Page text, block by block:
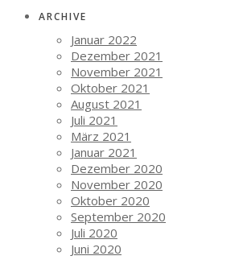
ARCHIVE
Januar 2022
Dezember 2021
November 2021
Oktober 2021
August 2021
Juli 2021
März 2021
Januar 2021
Dezember 2020
November 2020
Oktober 2020
September 2020
Juli 2020
Juni 2020